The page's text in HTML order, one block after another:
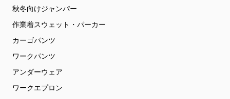
秋冬向けジャンパー
作業着スウェット・パーカー
カーゴパンツ
ワークパンツ
アンダーウェア
ワークエプロン